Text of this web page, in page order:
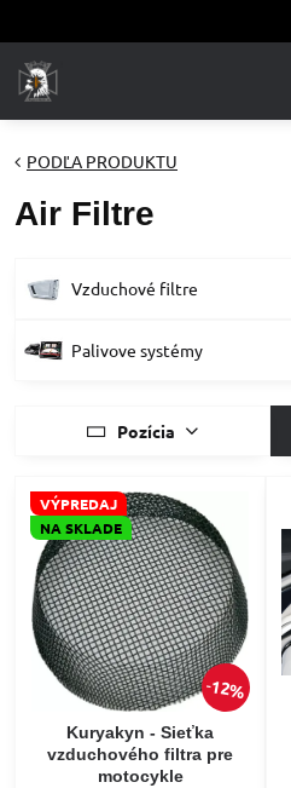
PODĽA PRODUKTU
Air Filtre
Vzduchové filtre
Palivove systémy
Pozícia
12%
VÝPREDAJ
NA SKLADE
Kuryakyn - Sieťka
vzduchového filtra pre
motocykle